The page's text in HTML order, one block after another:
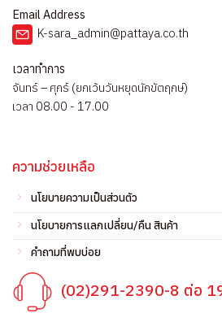
Email Address
K-sara_admin@pattaya.co.th
เวลาทำการ
จันทร์ – ศุกร์ (ยกเว้นวันหยุดนักขัตฤกษ์)
เวลา 08.00 - 17.00
ความช่วยเหลือ
นโยบายความเป็นส่วนตัว
นโยบายการแลกเปลี่ยน/คืน สินค้า
คำถามที่พบบ่อย
(02)291-2390-8 ต่อ